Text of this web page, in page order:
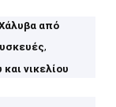
από
,
νικελίου